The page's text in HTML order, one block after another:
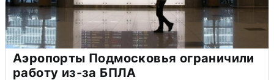
Аэропорты Подмосковья ограничили
работу из-за БПЛА